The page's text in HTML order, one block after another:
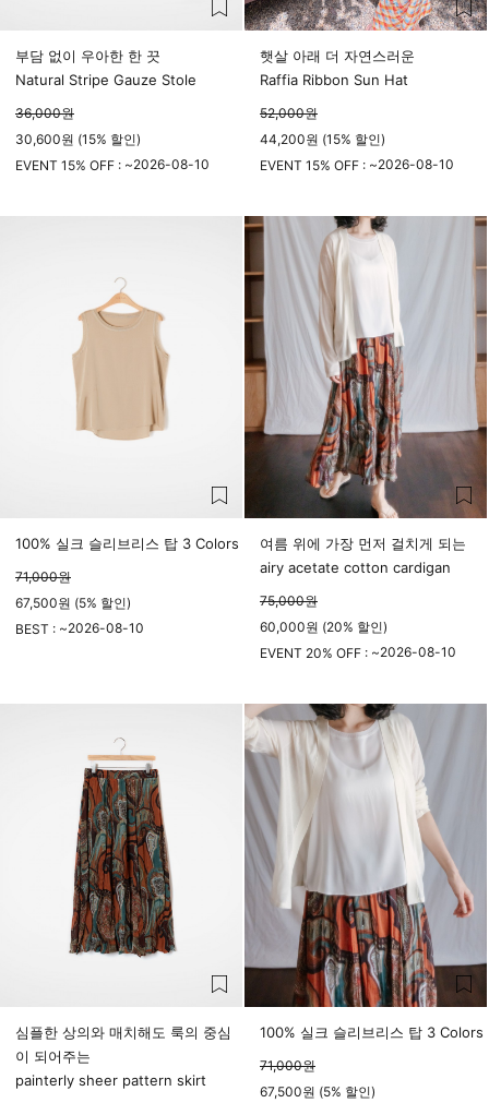
부담 없이 우아한 한 끗
Natural Stripe Gauze Stole
36,000원
30,600원 (15% 할인)
EVENT 15% OFF : ~2026-08-10
햇살 아래 더 자연스러운
Raffia Ribbon Sun Hat
52,000원
44,200원 (15% 할인)
EVENT 15% OFF : ~2026-08-10
100% 실크 슬리브리스 탑 3 Colors
71,000원
67,500원 (5% 할인)
BEST : ~2026-08-10
여름 위에 가장 먼저 걸치게 되는
airy acetate cotton cardigan
75,000원
60,000원 (20% 할인)
EVENT 20% OFF : ~2026-08-10
심플한 상의와 매치해도 룩의 중심
이 되어주는
painterly sheer pattern skirt
100% 실크 슬리브리스 탑 3 Colors
71,000원
67,500원 (5% 할인)